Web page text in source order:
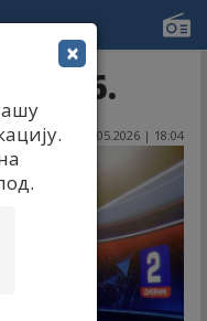
14.05.2026 | 18:04
×